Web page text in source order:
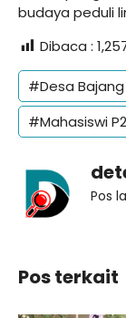
budaya peduli
Dibaca :
#Desa Bajang
#Mahasiswi
Pos
Pos terkait